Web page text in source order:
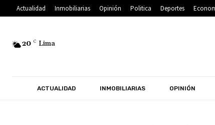
Actualidad Inmobiliarias Opinión Politica Deportes
20 C Lima
ACTUALIDAD INMOBILIARIAS OPINIÓN